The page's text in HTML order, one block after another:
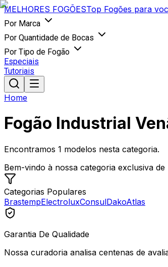
MELHORES FOGÕESTop Fogões para
Por Marca
Por Quantidade de Bocas
Por Tipo de Fogão
Especiais
Tutoriais
Home
Fogão Industrial
Encontramos 1 modelos nesta categoria.
Bem-vindo à nossa categoria exclusiva
Categorias Populares
BrastempElectroluxConsulDakoAtlas
Garantia De Qualidade
Nossa curadoria analisa centenas de